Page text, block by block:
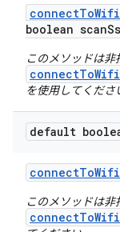
connectToWifi
boolean scan
このメソッドは
を使用してくださ
default
connectToWifi
このメソッドは